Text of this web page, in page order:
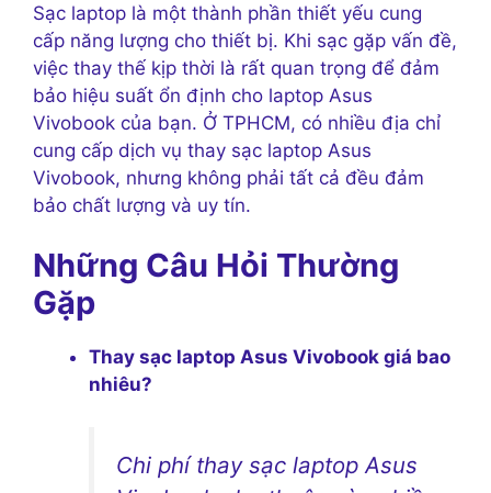
Sạc laptop là một thành phần thiết yếu cung
cấp năng lượng cho thiết bị. Khi sạc gặp vấn đề,
việc thay thế kịp thời là rất quan trọng để đảm
bảo hiệu suất ổn định cho laptop Asus
Vivobook của bạn. Ở TPHCM, có nhiều địa chỉ
cung cấp dịch vụ thay sạc laptop Asus
Vivobook, nhưng không phải tất cả đều đảm
bảo chất lượng và uy tín.
Những Câu Hỏi Thường
Gặp
Thay sạc laptop Asus Vivobook giá bao
nhiêu?
Chi phí thay sạc laptop Asus